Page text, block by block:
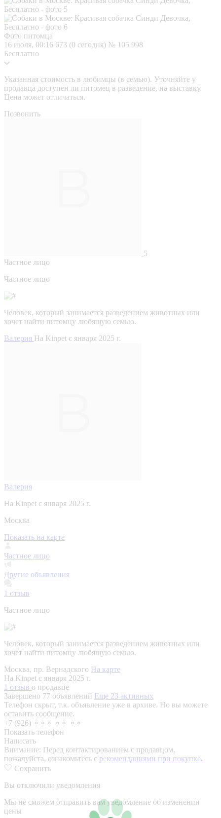
Фото питомца
16 июля, 00:16 673 (0 сегодня) № 105 998
Бесплатно
Указанная стоимость в любимцы (в семью). Уточняйте у
продавца доступен ли питомец в разведение, на выставку.
Цена может отличаться.
Позвонить
5
Частное лицо
Частное лицо
Человек, который занимается разведением животных или
хочет найти питомцу любящую семью.
Валерия На Kinpet c января 2025 г.
Валерия
На Kinpet c января 2025 г.
Москва
Показать на карте
Частное лицо
Другие объявления
1 отзыв
Частное лицо
Человек, который занимается разведением животных или
хочет найти питомцу любящую семью.
Москва, пр. Вернадского На карте
На Kinpet c января 2025 г.
1 отзыв о продавце
Завершено 77 объявлений Еще 23 активных
Телефон скрыт, т.к. объявление уже в архиве. Но вы можете
оставить сообщение.
+7 (926) ⚬⚬⚬ ⚬⚬ ⚬⚬
Показать телефон
Написать
Внимание: Перед контактированием с продавцом,
пожалуйста, ознакомьтесь с рекомендациями при покупке.
Сохранить
Вы отключили уведомления
Мы не сможем отправить вам уведомление об изменении
цены